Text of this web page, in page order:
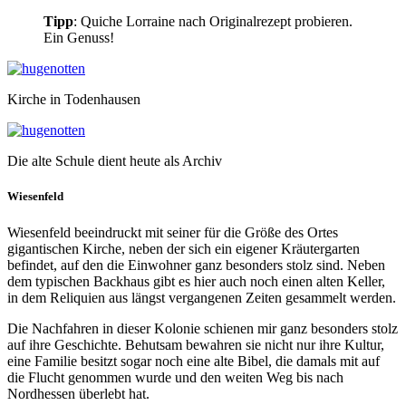
Tipp: Quiche Lorraine nach Originalrezept probieren.
Ein Genuss!
Kirche in Todenhausen
Die alte Schule dient heute als Archiv
Wiesenfeld
Wiesenfeld beeindruckt mit seiner für die Größe des Ortes
gigantischen Kirche, neben der sich ein eigener Kräutergarten
befindet, auf den die Einwohner ganz besonders stolz sind. Neben
dem typischen Backhaus gibt es hier auch noch einen alten Keller,
in dem Reliquien aus längst vergangenen Zeiten gesammelt werden.
Die Nachfahren in dieser Kolonie schienen mir ganz besonders stolz
auf ihre Geschichte. Behutsam bewahren sie nicht nur ihre Kultur,
eine Familie besitzt sogar noch eine alte Bibel, die damals mit auf
die Flucht genommen wurde und den weiten Weg bis nach
Nordhessen überlebt hat.